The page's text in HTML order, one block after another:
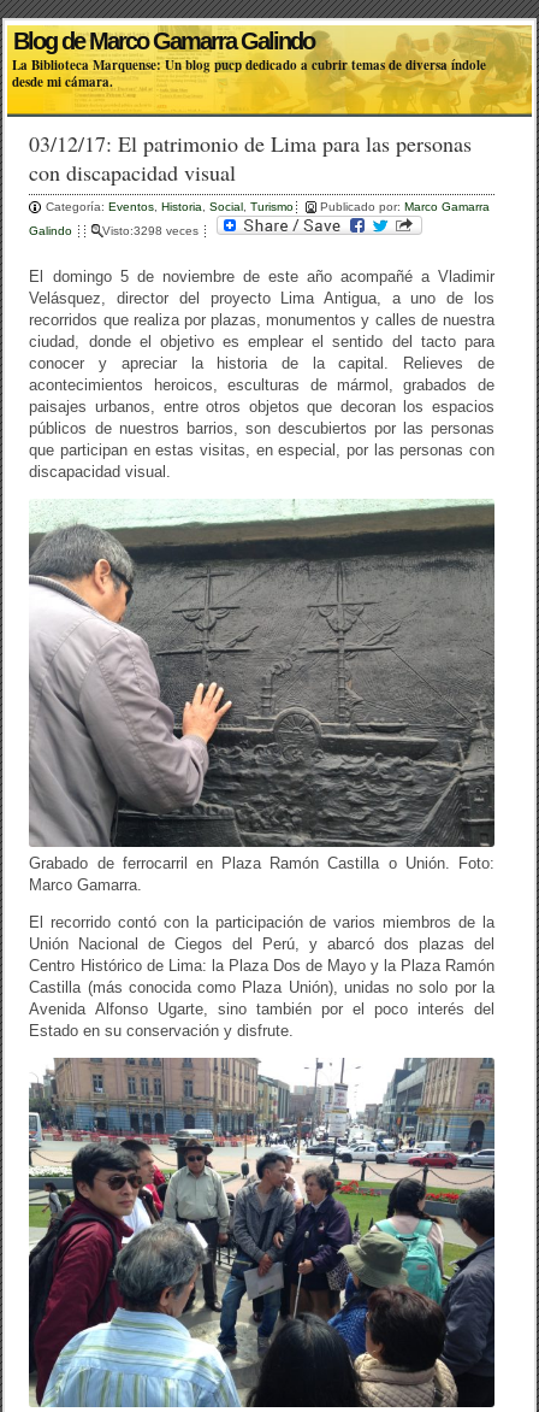
Blog de Marco Gamarra Galindo
La Biblioteca Marquense: Un blog pucp dedicado a cubrir temas de diversa índole
desde mi cámara.
03/12/17: El patrimonio de Lima para las personas
con discapacidad visual
Categoría:Eventos ,Historia ,Social ,Turismo Publicado por:Marco Gamarra
Galindo
Visto:3298 veces
El domingo 5 de noviembre de este año acompañé a Vladimir
Velásquez, director del proyecto Lima Antigua, a uno de los
recorridos que realiza por plazas, monumentos y calles de nuestra
ciudad, donde el objetivo es emplear el sentido del tacto para
conocer y apreciar la historia de la capital. Relieves de
acontecimientos heroicos, esculturas de mármol, grabados de
paisajes urbanos, entre otros objetos que decoran los espacios
públicos de nuestros barrios, son descubiertos por las personas
que participan en estas visitas, en especial, por las personas con
discapacidad visual.
Grabado de ferrocarril en Plaza Ramón Castilla o Unión. Foto:
Marco Gamarra.
El recorrido contó con la participación de varios miembros de la
Unión Nacional de Ciegos del Perú, y abarcó dos plazas del
Centro Histórico de Lima: la Plaza Dos de Mayo y la Plaza Ramón
Castilla (más conocida como Plaza Unión), unidas no solo por la
Avenida Alfonso Ugarte, sino también por el poco interés del
Estado en su conservación y disfrute.